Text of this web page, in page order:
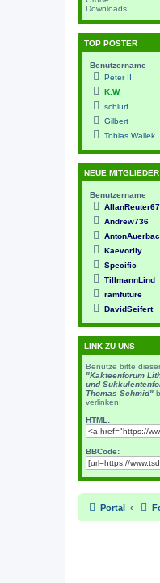
Downloads:
TOP POSTER
Benutzername
Peter II
K.W.
schlurf
Gilbert
Tobias Wallek
NEUE MITGLIEDER
Benutzername
AllanReuter67
Andrew736
Kaevorlly
Specific
TillmannLind
ramfuture
DavidSeifert
LINK ZU UNS
Benutze bitte
"Kakteenforum
und
Thomas Schmid"
verlinken:
HTML:
BBCode:
Portal